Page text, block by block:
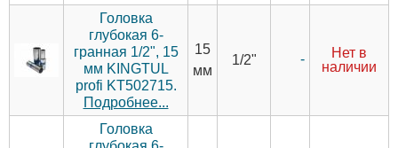
Головка
глубокая 6-
гранная 1/2", 15
мм KINGTUL
profi KT502715.
Подробнее...
15
мм
1/2" -
Нет в
наличии
Головка